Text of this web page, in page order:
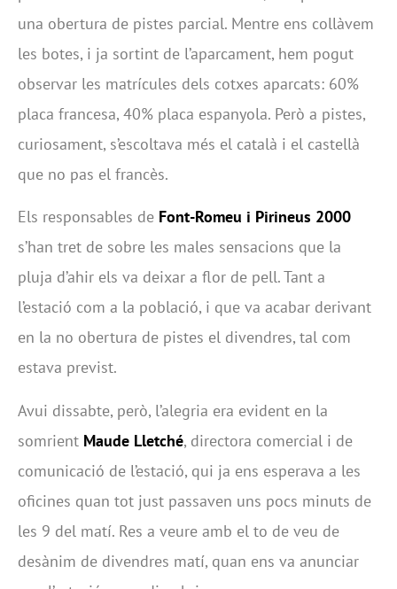
una obertura de pistes parcial. Mentre ens collàvem
les botes, i ja sortint de l’aparcament, hem pogut
observar les matrícules dels cotxes aparcats: 60%
placa francesa, 40% placa espanyola. Però a pistes,
curiosament, s’escoltava més el català i el castellà
que no pas el francès.
Els responsables de Font-Romeu i Pirineus 2000
s’han tret de sobre les males sensacions que la
pluja d’ahir els va deixar a flor de pell. Tant a
l’estació com a la població, i que va acabar derivant
en la no obertura de pistes el divendres, tal com
estava previst.
Avui dissabte, però, l’alegria era evident en la
somrient Maude Lletché, directora comercial i de
comunicació de l’estació, qui ja ens esperava a les
oficines quan tot just passaven uns pocs minuts de
les 9 del matí. Res a veure amb el to de veu de
desànim de divendres matí, quan ens va anunciar